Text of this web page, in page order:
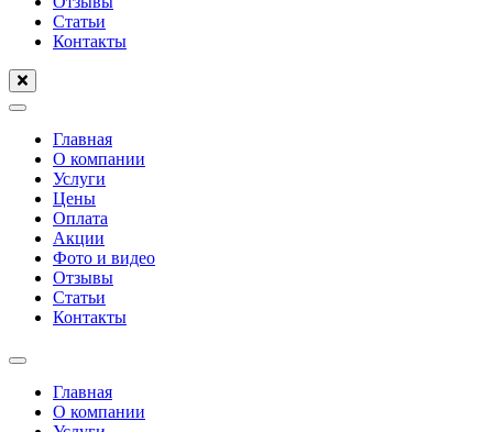
Статьи
Контакты
Главная
О компании
Услуги
Цены
Оплата
Акции
Фото и видео
Отзывы
Статьи
Контакты
Главная
О компании